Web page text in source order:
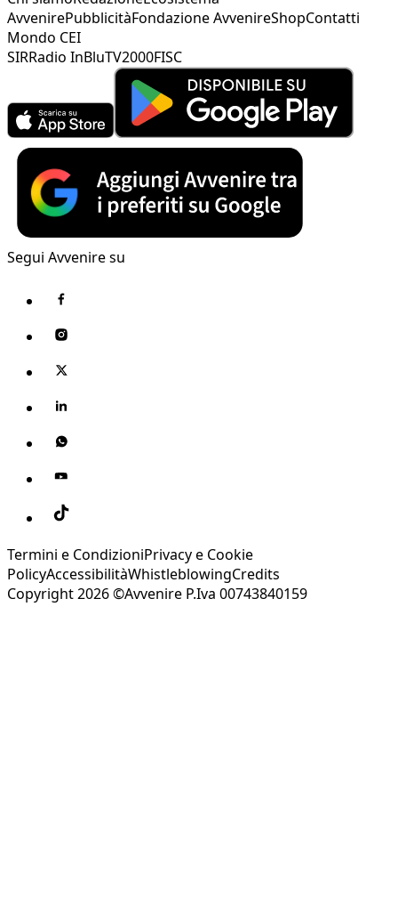
AvvenirePubblicitàFondazione AvvenireShopContatti
Mondo CEI
SIRRadio InBluTV2000FISC
Segui Avvenire su
Termini e CondizioniPrivacy e Cookie
PolicyAccessibilitàWhistleblowingCredits
Copyright 2026 ©Avvenire P.Iva 00743840159